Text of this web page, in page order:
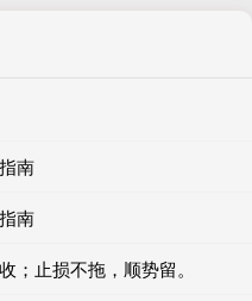
南
南
；止损不拖，顺势留。